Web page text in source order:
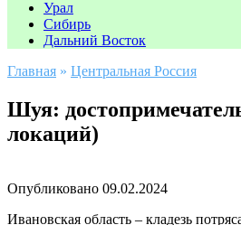
Урал
Сибирь
Дальний Восток
Главная » Центральная Россия
Шуя:
локаций)
Опубликовано 09.02.2024
Ивановская область – кладезь